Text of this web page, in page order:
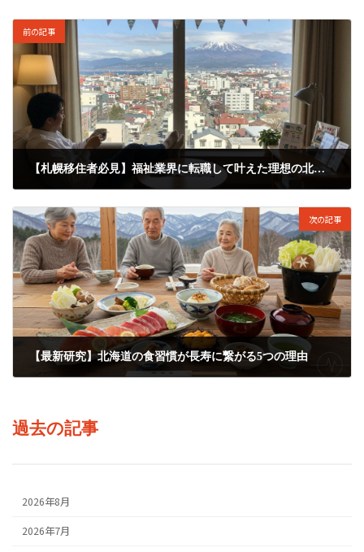
前の記事
【札幌移住者必見】福祉業界に転職して叶えた理想の北海道ライフ
次の記事
【最新研究】北海道の食習慣が長寿に繋がる5つの理由
過去の記事
2026年8月
2026年7月